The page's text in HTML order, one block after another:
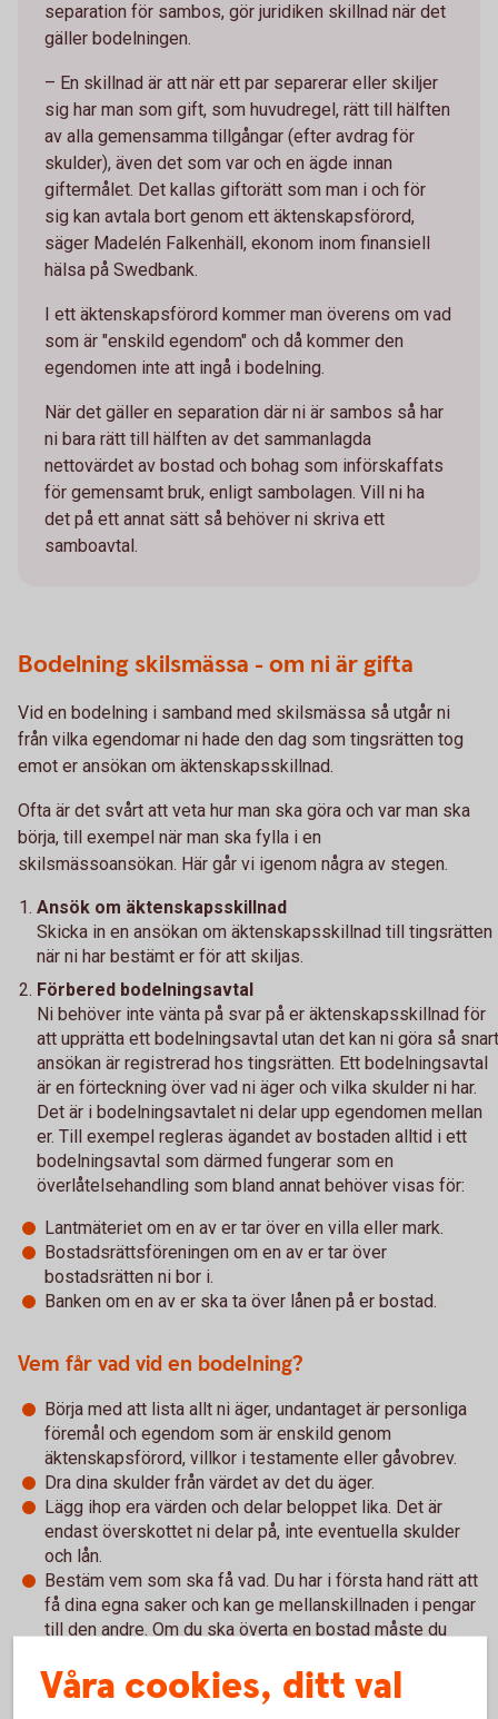
separation för sambos, gör juridiken skillnad när det
gäller bodelningen.
– En skillnad är att när ett par separerar eller skiljer
sig har man som gift, som huvudregel, rätt till hälften
av alla gemensamma tillgångar (efter avdrag för
skulder), även det som var och en ägde innan
giftermålet. Det kallas giftorätt som man i och för
sig kan avtala bort genom ett äktenskapsförord,
säger Madelén Falkenhäll, ekonom inom finansiell
hälsa på Swedbank.
I ett äktenskapsförord kommer man överens om vad
som är "enskild egendom" och då kommer den
egendomen inte att ingå i bodelning.
När det gäller en separation där ni är sambos så har
ni bara rätt till hälften av det sammanlagda
nettovärdet av bostad och bohag som införskaffats
för gemensamt bruk, enligt sambolagen. Vill ni ha
det på ett annat sätt så behöver ni skriva ett
samboavtal.
Bodelning skilsmässa - om ni är gifta
Vid en bodelning i samband med skilsmässa så utgår ni
från vilka egendomar ni hade den dag som tingsrätten tog
emot er ansökan om äktenskapsskillnad.
Ofta är det svårt att veta hur man ska göra och var man ska
börja, till exempel när man ska fylla i en
skilsmässoansökan. Här går vi igenom några av stegen.
Ansök om äktenskapsskillnad
Skicka in en ansökan om äktenskapsskillnad till tingsrätten
när ni har bestämt er för att skiljas.
Förbered bodelningsavtal
Ni behöver inte vänta på svar på er äktenskapsskillnad för
att upprätta ett bodelningsavtal utan det kan ni göra så snart
ansökan är registrerad hos tingsrätten. Ett bodelningsavtal
är en förteckning över vad ni äger och vilka skulder ni har.
Det är i bodelningsavtalet ni delar upp egendomen mellan
er. Till exempel regleras ägandet av bostaden alltid i ett
bodelningsavtal som därmed fungerar som en
överlåtelsehandling som bland annat behöver visas för:
Lantmäteriet om en av er tar över en villa eller mark.
Bostadsrättsföreningen om en av er tar över
bostadsrätten ni bor i.
Banken om en av er ska ta över lånen på er bostad.
Vem får vad vid en bodelning?
Börja med att lista allt ni äger, undantaget är personliga
föremål och egendom som är enskild genom
äktenskapsförord, villkor i testamente eller gåvobrev.
Dra dina skulder från värdet av det du äger.
Lägg ihop era värden och delar beloppet lika. Det är
endast överskottet ni delar på, inte eventuella skulder
och lån.
Bestäm vem som ska få vad. Du har i första hand rätt att
få dina egna saker och kan ge mellanskillnaden i pengar
till den andre. Om du ska överta en bostad måste du
banken godkänt att du tar över lånen innan
bodelningsavtalet skrivs på.
Våra cookies, ditt val